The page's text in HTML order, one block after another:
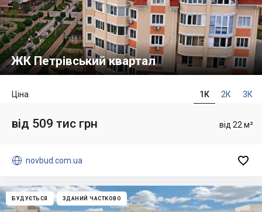
ЖК Петрівський квартал
1К 2К 3К
Ціна
від 22 м²
від 509 тис грн
 novbud.com.ua 
БУДУЄТЬСЯ ЗДАНИЙ ЧАСТКОВО